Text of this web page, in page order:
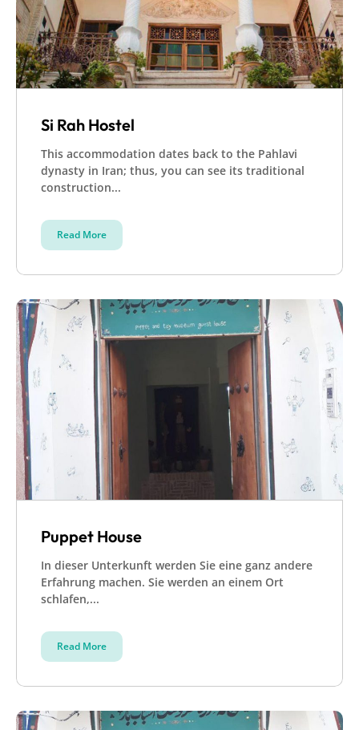
Si Rah Hostel
This accommodation dates back to the Pahlavi
dynasty in Iran; thus, you can see its traditional
construction...
Read More
Puppet House
In dieser Unterkunft werden Sie eine ganz andere
Erfahrung machen. Sie werden an einem Ort
schlafen,...
Read More